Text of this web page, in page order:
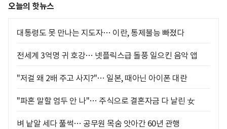
오늘의 핫뉴스
대통령도 못 만나는 지도자… 이란, 통제불능 빠졌다
전세계 3억명 귀 호강… 넷플릭스급 돌풍 일으킨 음악 앱
"저걸 왜 2배 주고 사지?"… 일본, 때아닌 아이폰 대란
"파혼 말할 엄두 안 나"… 주식으로 결혼자금 다 날린 女
벼 낱알 세다 풀썩… 공무원 목숨 앗아간 60년 관행